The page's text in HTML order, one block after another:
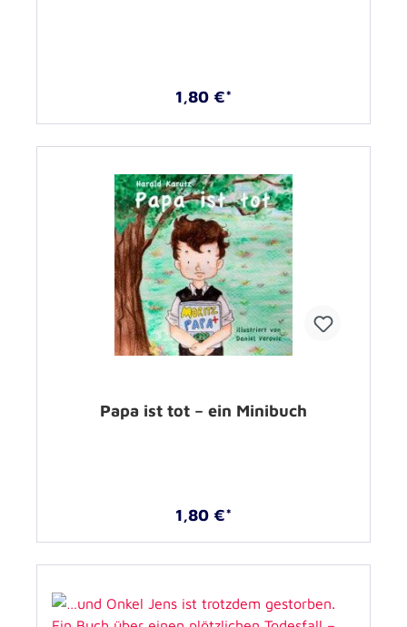
1,80 €*
Papa ist tot – ein Minibuch
1,80 €*